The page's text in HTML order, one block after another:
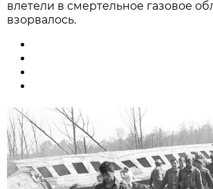
влетели в смертельное газовое
взорвалось.